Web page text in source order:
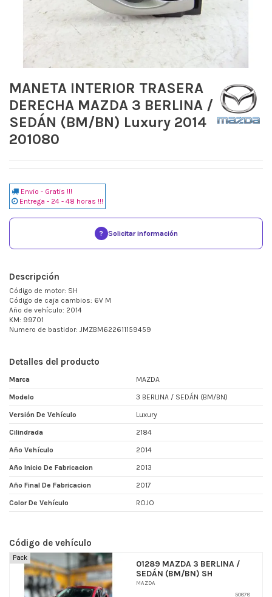
MANETA INTERIOR TRASERA
DERECHA MAZDA 3 BERLINA /
SEDÁN (BM/BN) Luxury 2014
201080
Envio - Gratis !!!
Entrega - 24 - 48 horas !!!
? Solicitar información
Descripción
Código de motor: SH
Código de caja cambios: 6V M
Año de vehículo: 2014
KM: 99701
Numero de bastidor: JMZBM622611159459
Detalles del producto
Marca MAZDA
Modelo 3 BERLINA / SEDÁN (BM/BN)
Versión De Vehículo Luxury
Cilindrada 2184
Año Vehículo 2014
Año Inicio De Fabricacion 2013
Año Final De Fabricacion 2017
Color De Vehículo ROJO
Código de vehículo
Pack
01289 MAZDA 3 BERLINA /
SEDÁN (BM/BN) SH
MAZDA
50878